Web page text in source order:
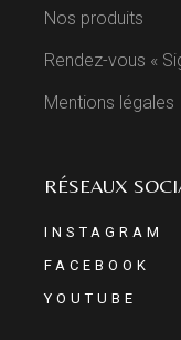
Nos produits
Rendez-vous «
Mentions légales
RÉSEAUX
INSTAGRAM
FACEBOOK
YOUTUBE